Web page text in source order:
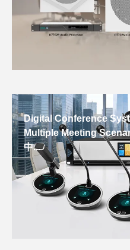
Digital Conference
Multiple Meeting
中...